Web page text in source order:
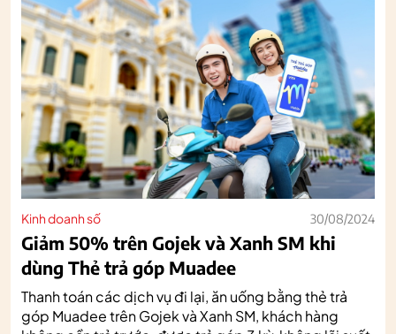
Kinh doanh số 30/08/2024
Giảm 50% trên Gojek và Xanh SM khi
dùng Thẻ trả góp Muadee
Thanh toán các dịch vụ đi lại, ăn uống bằng thẻ trả
góp Muadee trên Gojek và Xanh SM, khách hàng